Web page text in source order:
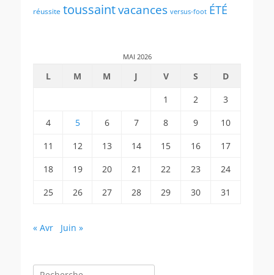
réussite toussaintvacances versus-foot ÉTÉ
MAI 2026
L M M J V S
D
1
2
3
4
5 6 7 8 9
10
11
12 13 14 15 16
17
18
19 20 21 22 23
24
25
26 27 28 29 30 31
« Avr Juin »
Rechercher :